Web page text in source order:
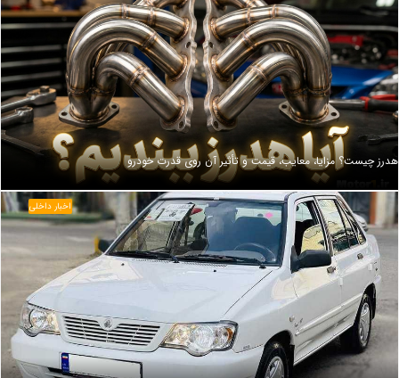
هدرز چیست؟ مزایا، معایب، قیمت و تأثیر آن روی قدرت خودرو
اخبار داخلی